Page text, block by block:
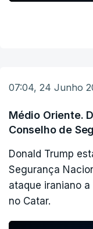
07:04, 24 Junho
Médio Oriente.
Conselho de
Donald Trump
Segurança
ataque iraniano
no Catar.